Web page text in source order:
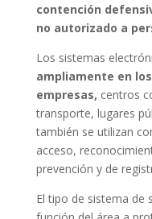
contención
no autorizado a
Los sistemas
ampliamente en
empresas, centros
transporte, lugares
también se utilizan
acceso,
prevención y de
El tipo de sistema de